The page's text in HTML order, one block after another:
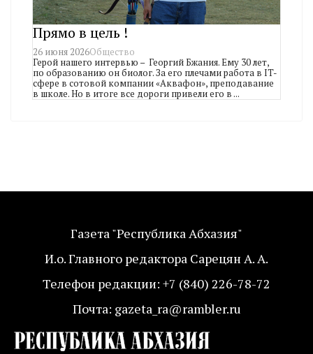
Прямо в цель !
26 июня 2026Общество
Герой нашего интервью – Георгий Бжания. Ему 30 лет,
по образованию он биолог. За его плечами работа в IT-
сфере в сотовой компании «Аквафон», преподавание
в школе. Но в итоге все дороги привели его в ...
Газета "Республика Абхазия"
И.о. Главного редактора Сарецян А. А.
Телефон редакции: +7 (840) 226-78-72
Почта: gazeta_ra@rambler.ru